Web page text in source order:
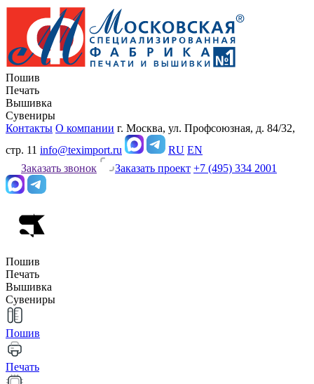
Пошив
Печать
Вышивка
Сувениры
Контакты О компании г. Москва, ул. Профсоюзная, д. 84/32,
стр. 11 info@teximport.ru RU EN
Заказать звонок
Заказать проект +7 (495) 334 2001
Пошив
Печать
Вышивка
Сувениры
Пошив
Печать